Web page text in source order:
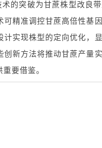
的突破为甘蔗株型改良
精准调控甘蔗高倍性基
实现株型的定向优化，
新方法将推动甘蔗产量
要借鉴。